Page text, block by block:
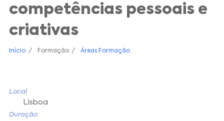
competências pessoais e
criativas
Início Formação Áreas Formação
Local
Lisboa
Duração